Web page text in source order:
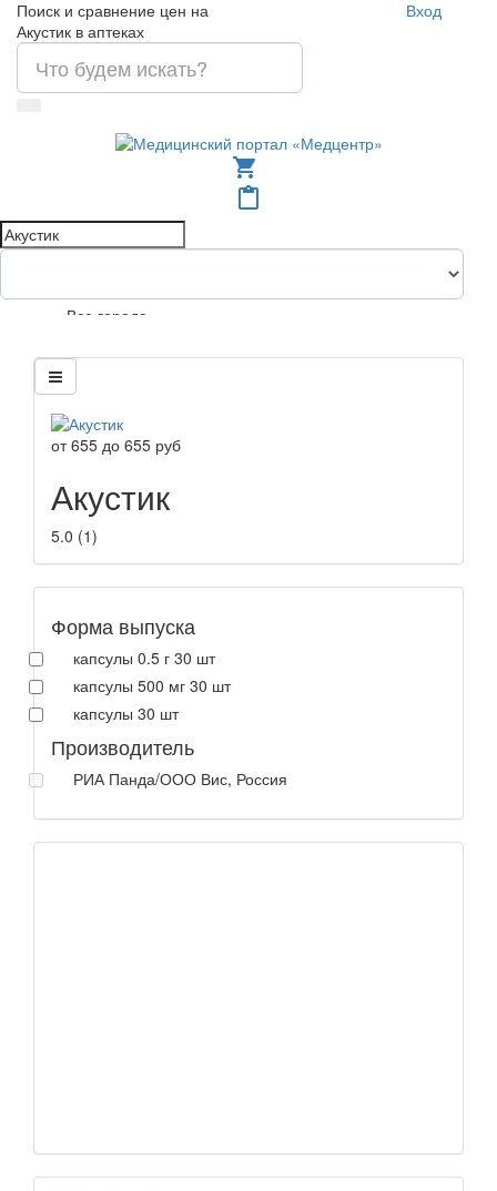
Поиск и сравнение цен на
Акустик в аптеках
Вход
shopping_cart
content_paste
Все города
от655 до 655 руб
Акустик
5.0 (1)
Форма выпуска
капсулы 0.5 г 30 шт
капсулы 500 мг 30 шт
капсулы 30 шт
Производитель
РИА Панда/ООО Вис, Россия